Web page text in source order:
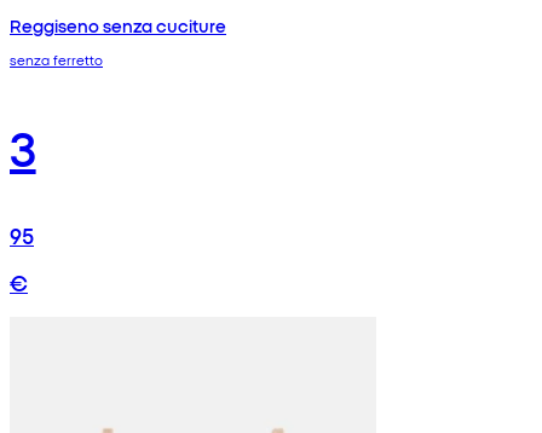
Reggiseno senza cuciture
senza ferretto
3
95
€